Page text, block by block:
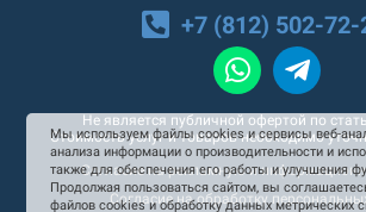
+7 (812) 502-72-
Не является публичной офертой по
Стоимость услуг и товаров необходимо
Согласие на рекламную и
Согласие на обработку
Мы используем файлы cookies и сервисы веб-
анализа информации о производительности и
также для обеспечения его работы и улучшения
Продолжая пользоваться сайтом, вы
файлов cookies и обработку данных метрических